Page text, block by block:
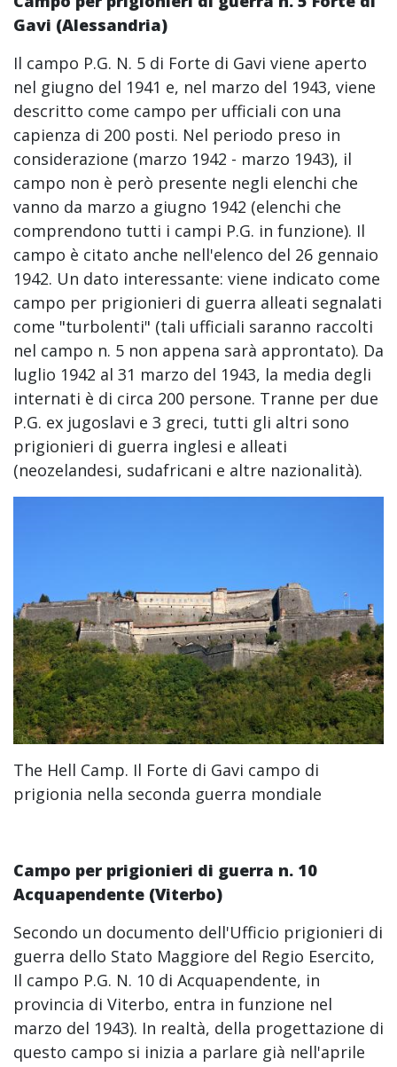
Gavi (Alessandria)
Il campo P.G. N. 5 di Forte di Gavi viene aperto
nel giugno del 1941 e, nel marzo del 1943, viene
descritto come campo per ufficiali con una
capienza di 200 posti. Nel periodo preso in
considerazione (marzo 1942 - marzo 1943), il
campo non è però presente negli elenchi che
vanno da marzo a giugno 1942 (elenchi che
comprendono tutti i campi P.G. in funzione). Il
campo è citato anche nell'elenco del 26 gennaio
1942. Un dato interessante: viene indicato come
campo per prigionieri di guerra alleati segnalati
come "turbolenti" (tali ufficiali saranno raccolti
nel campo n. 5 non appena sarà approntato). Da
luglio 1942 al 31 marzo del 1943, la media degli
internati è di circa 200 persone. Tranne per due
P.G. ex jugoslavi e 3 greci, tutti gli altri sono
prigionieri di guerra inglesi e alleati
(neozelandesi, sudafricani e altre nazionalità).
The Hell Camp. Il Forte di Gavi campo di
prigionia nella seconda guerra mondiale
Campo per prigionieri di guerra n. 10
Acquapendente (Viterbo)
Secondo un documento dell'Ufficio prigionieri di
guerra dello Stato Maggiore del Regio Esercito,
Il campo P.G. N. 10 di Acquapendente, in
provincia di Viterbo, entra in funzione nel
marzo del 1943). In realtà, della progettazione di
questo campo si inizia a parlare già nell'aprile